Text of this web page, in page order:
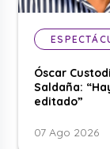
Óscar
Saldaña:
editado”
07 Ago 2026